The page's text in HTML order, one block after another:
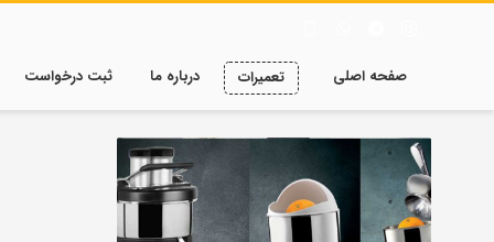
صفحه اصلی تعمیرات درباره ما ثبت درخواست